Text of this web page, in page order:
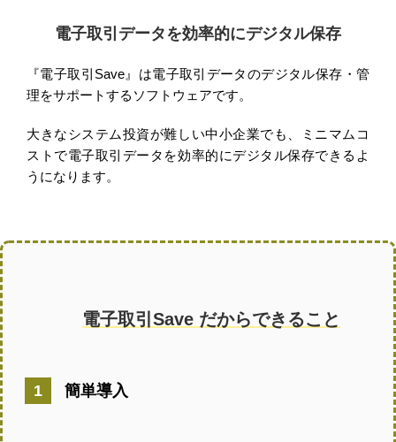
電子取引データを効率的にデジタル保存
『電子取引Save』は電子取引データのデジタル保存・管
理をサポートするソフトウェアです。
大きなシステム投資が難しい中小企業でも、ミニマムコ
ストで電子取引データを効率的にデジタル保存できるよ
うになります。
電子取引Save だからできること
簡単導入